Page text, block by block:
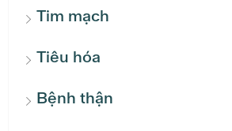
Tim mạch
Tiêu hóa
Bệnh thận